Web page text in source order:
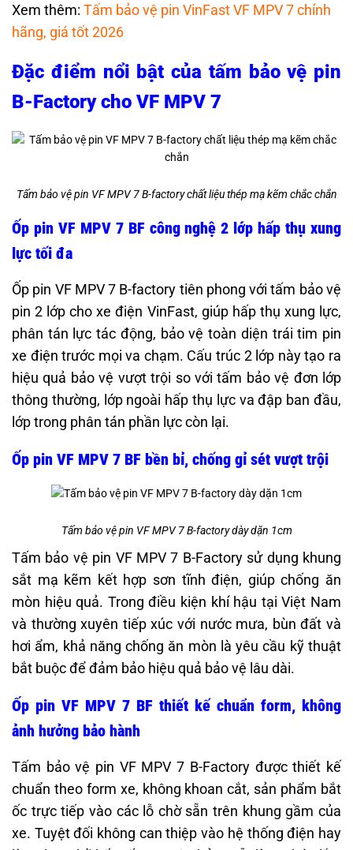
Xem thêm: Tấm bảo vệ pin VinFast VF MPV 7 chính
hãng, giá tốt 2026
Đặc điểm nổi bật của tấm bảo vệ pin
B-Factory cho VF MPV 7
Tấm bảo vệ pin VF MPV 7 B-factory chất liệu thép mạ kẽm chắc chắn
Ốp pin VF MPV 7 BF công nghệ 2 lớp hấp thụ xung
lực tối đa
Ốp pin VF MPV 7 B-factory tiên phong với tấm bảo vệ
pin 2 lớp cho xe điện VinFast, giúp hấp thụ xung lực,
phân tán lực tác động, bảo vệ toàn diện trái tim pin
xe điện trước mọi va chạm. Cấu trúc 2 lớp này tạo ra
hiệu quả bảo vệ vượt trội so với tấm bảo vệ đơn lớp
thông thường, lớp ngoài hấp thụ lực va đập ban đầu,
lớp trong phân tán phần lực còn lại.
Ốp pin VF MPV 7 BF bền bỉ, chống gỉ sét vượt trội
Tấm bảo vệ pin VF MPV 7 B-factory dày dặn 1cm
Tấm bảo vệ pin VF MPV 7 B-Factory sử dụng khung
sắt mạ kẽm kết hợp sơn tĩnh điện, giúp chống ăn
mòn hiệu quả. Trong điều kiện khí hậu tại Việt Nam
và thường xuyên tiếp xúc với nước mưa, bùn đất và
hơi ẩm, khả năng chống ăn mòn là yêu cầu kỹ thuật
bắt buộc để đảm bảo hiệu quả bảo vệ lâu dài.
Ốp pin VF MPV 7 BF thiết kế chuẩn form, không
ảnh hưởng bảo hành
Tấm bảo vệ pin VF MPV 7 B-Factory được thiết kế
chuẩn theo form xe, không khoan cắt, sản phẩm bắt
ốc trực tiếp vào các lỗ chờ sẵn trên khung gầm của
xe. Tuyệt đối không can thiệp vào hệ thống điện hay